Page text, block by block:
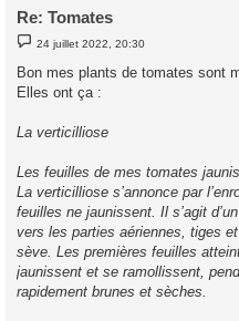
Re: Tomates
M
e
s
a
24 juillet 2022, 20:30
Bon mes plants de tomates sont
Elles ont ça :
La verticilliose
Les feuilles de mes tomates
La verticilliose s’annonce par
feuilles ne jaunissent. Il s’agit
vers les parties aériennes, tiges
sève. Les premières feuilles
jaunissent et se ramollissent,
rapidement brunes et sèches.